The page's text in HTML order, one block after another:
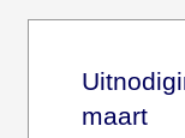
maart